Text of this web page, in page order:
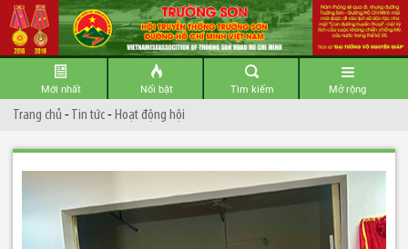
Mới nhất Nổi bật Tìm kiếm Mở rộng
Trang chủ -Tin tức- Hoạt động hội